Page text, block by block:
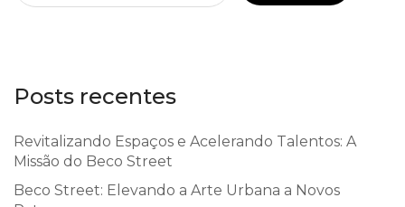
Posts recentes
Revitalizando Espaços e Acelerando Talentos: A
Missão do Beco Street
Beco Street: Elevando a Arte Urbana a Novos